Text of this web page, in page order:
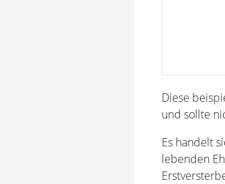
Diese
und sollte
Es handelt
lebenden